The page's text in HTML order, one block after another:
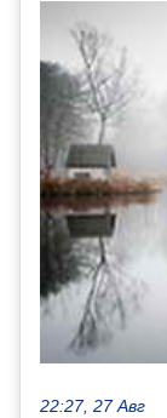
22:27, 27 Авг